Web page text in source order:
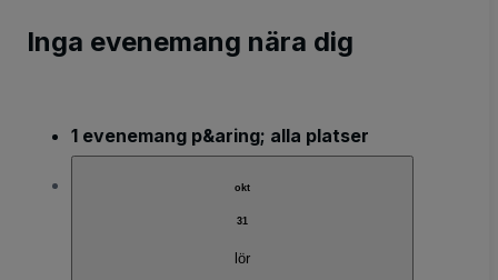
Inga evenemang nära dig
1 evenemang p&aring; alla platser
okt
31
lör